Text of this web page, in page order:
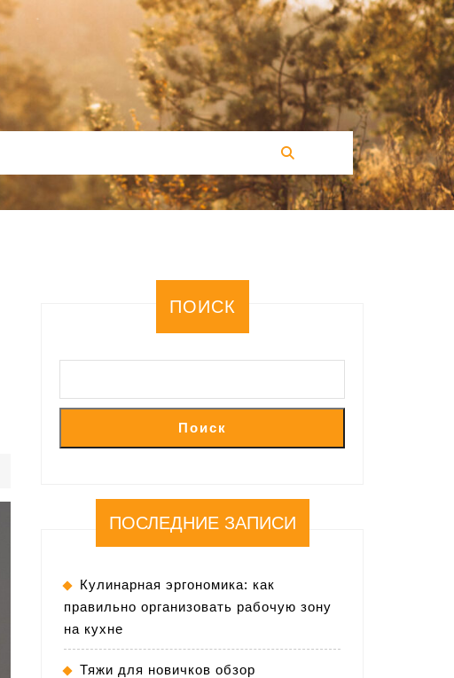
ПОИСК
Поиск
ПОСЛЕДНИЕ ЗАПИСИ
Кулинарная эргономика: как
правильно организовать рабочую зону
на кухне
Тяжи для новичков обзор